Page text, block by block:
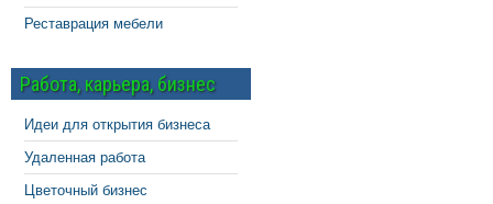
Реставрация мебели
Работа, карьера, бизнес
Идеи для открытия бизнеса
Удаленная работа
Цветочный бизнес